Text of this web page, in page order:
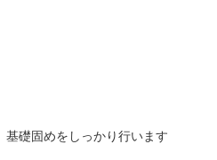
礎固めをしっかり行います